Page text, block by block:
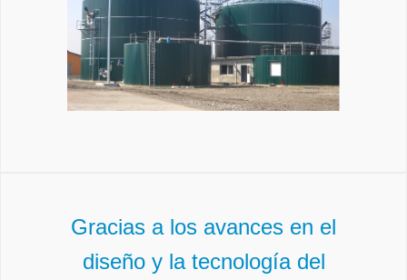
Gracias a los avances en el
diseño y la tecnología del